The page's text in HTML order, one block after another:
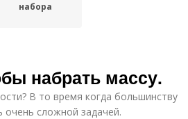
набора
набрать массу.
В то время когда большинству
сложной задачей.